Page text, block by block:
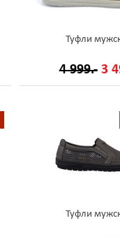
Туфли
4 999.- 3
Туфли